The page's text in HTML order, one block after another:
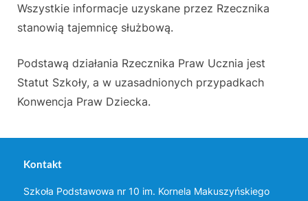
Wszystkie informacje uzyskane przez Rzecznika
stanowią tajemnicę służbową.
Podstawą działania Rzecznika Praw Ucznia jest
Statut Szkoły, a w uzasadnionych przypadkach
Konwencja Praw Dziecka.
Kontakt
Szkoła Podstawowa nr 10 im. Kornela Makuszyńskiego